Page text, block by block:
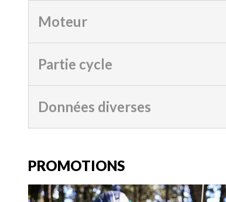
Moteur
Partie cycle
Données diverses
PROMOTIONS